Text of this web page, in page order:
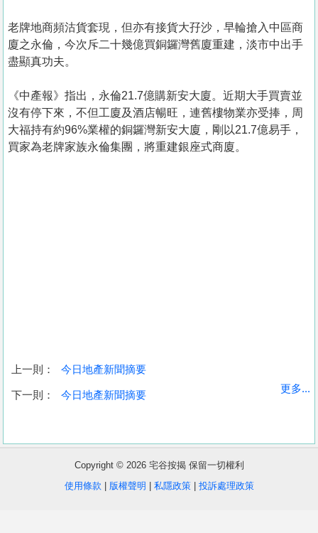
收
盤
老牌地商頻沽貨套現，但亦有接貨大孖沙，早輪搶入中區商
廈之永倫，今次斥二十幾億買銅鑼灣舊廈重建，淡市中出手
盡顯真功夫。
《中產報》指出，永倫21.7億購新安大廈。近期大手買賣並
沒有停下來，不但工廈及酒店暢旺，連舊樓物業亦受捧，周
大福持有約96%業權的銅鑼灣新安大廈，剛以21.7億易手，
買家為老牌家族永倫集團，將重建銀座式商廈。
上一則： 今日地產新聞摘要
下一則： 今日地產新聞摘要
更多...
Copyright © 2026 宅谷按揭 保留一切權利
使用條款
版權聲明 私隱政策| 投訴處理政策